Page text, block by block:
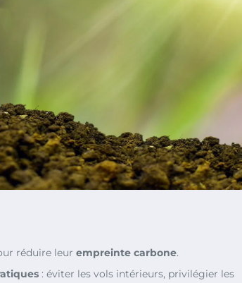
réduire leur empreinte carbone.
: éviter les vols intérieurs, privilégier les